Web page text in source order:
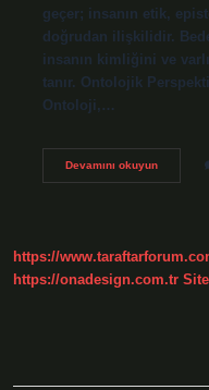
geçer; insanın etik,
doğrudan ilişkilidir.
insanın kimliğini ve
tanır. Ontolojik
Ontoloji,…
Devamını okuyunJimnastik
https://
https://onadesign.com.tr